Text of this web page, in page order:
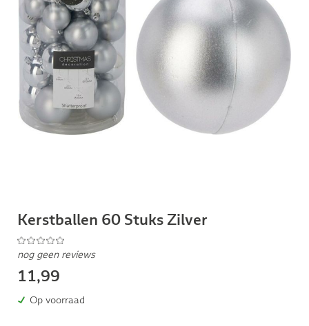
Kerstballen 60 Stuks Zilver
nog geen reviews
11,99
Op voorraad